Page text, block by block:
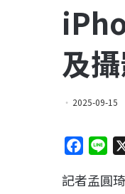
及
2025-09-15
c
n
記者孟圓